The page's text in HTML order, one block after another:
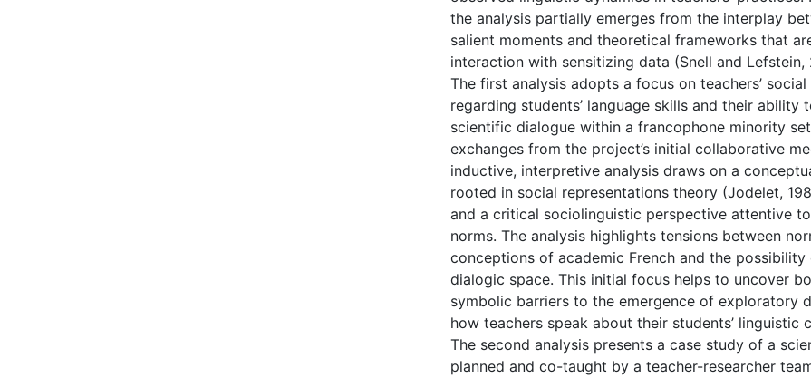
the analysis partially emerges from the interplay
salient moments and theoretical frameworks that
interaction with sensitizing data (Snell and Lefstein,
The first analysis adopts a focus on teachers’
regarding students’ language skills and their ability
scientific dialogue within a francophone minority
exchanges from the project’s initial collaborative
inductive, interpretive analysis draws on a
rooted in social representations theory (Jodelet,
and a critical sociolinguistic perspective attentive
norms. The analysis highlights tensions between
conceptions of academic French and the possibility
dialogic space. This initial focus helps to uncover
symbolic barriers to the emergence of exploratory
how teachers speak about their students’ linguistic
The second analysis presents a case study of a
planned and co-taught by a teacher-researcher